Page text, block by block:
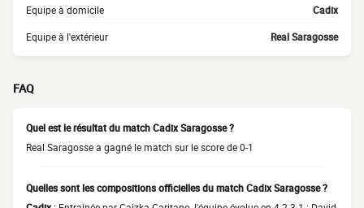
Equipe à domicile Cadix
Equipe à l'extérieur Real Saragosse
FAQ
Quel est le résultat du match Cadix Saragosse ?
Real Saragosse a gagné le match sur le score de 0-1
Quelles sont les compositions officielles du match Cadix Saragosse ?